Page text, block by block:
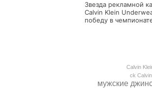
Звезда рекламной
Calvin Klein
победу в
мужские
ck
Calvin